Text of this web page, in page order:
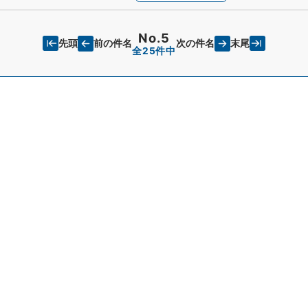
先頭 前の件名 No.5
全25件中
次の件名 末尾